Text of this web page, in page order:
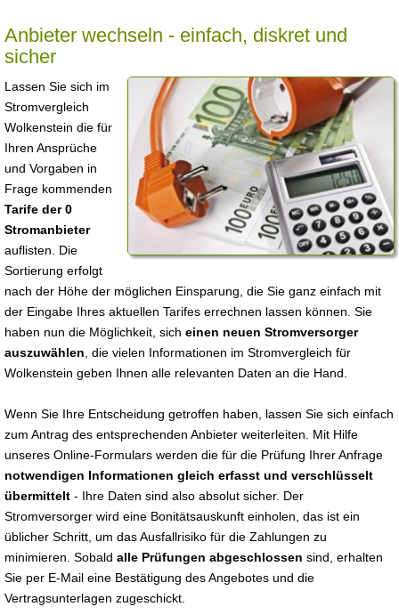
Anbieter wechseln - einfach, diskret und
sicher
Lassen Sie sich im
Stromvergleich
Wolkenstein die für
Ihren Ansprüche
und Vorgaben in
Frage kommenden
Tarife der 0
Stromanbieter
auflisten. Die
Sortierung erfolgt
nach der Höhe der möglichen Einsparung, die Sie ganz einfach mit
der Eingabe Ihres aktuellen Tarifes errechnen lassen können. Sie
haben nun die Möglichkeit, sich einen neuen Stromversorger
auszuwählen , die vielen Informationen im Stromvergleich für
Wolkenstein geben Ihnen alle relevanten Daten an die Hand.
Wenn Sie Ihre Entscheidung getroffen haben, lassen Sie sich einfach
zum Antrag des entsprechenden Anbieter weiterleiten. Mit Hilfe
unseres Online-Formulars werden die für die Prüfung Ihrer Anfrage
notwendigen Informationen gleich erfasst und verschlüsselt
übermittelt - Ihre Daten sind also absolut sicher. Der
Stromversorger wird eine Bonitätsauskunft einholen, das ist ein
üblicher Schritt, um das Ausfallrisiko für die Zahlungen zu
minimieren. Sobald alle Prüfungen abgeschlossen sind, erhalten
Sie per E-Mail eine Bestätigung des Angebotes und die
Vertragsunterlagen zugeschickt.